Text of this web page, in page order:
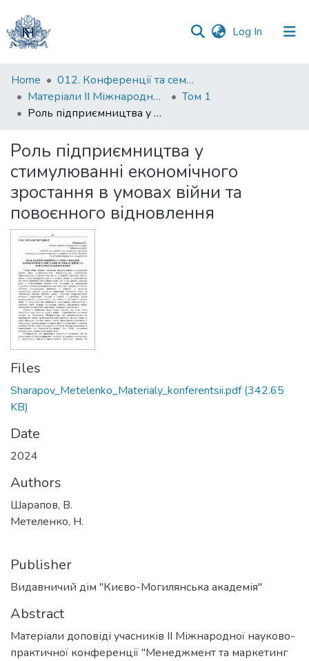
Log In (current)
Communities
&
Collections
Statistics
Home
012. Конференції та семінари НаУКМА
Матеріали II Міжнародної науково-практичної конференції "Менеджмент та маркетинг як фактори розвитку бізнесу", 17-19 квітня 2024 р.
Том 1
Роль підприємництва у стимулюванні економічного зростання в умовах війни та повоєнного відновлення
Роль підприємництва у
стимулюванні економічного
зростання в умовах війни та
повоєнного відновлення
Files
Sharapov_Metelenko_Materialy_konferentsii.pdf(342.65
KB)
Date
2024
Authors
Шарапов, В.
Метеленко, Н.
Publisher
Видавничий дім "Києво-Могилянська академія"
Abstract
Матеріали доповіді учасників ІІ Міжнародної науково-
практичної конференції "Менеджмент та маркетинг